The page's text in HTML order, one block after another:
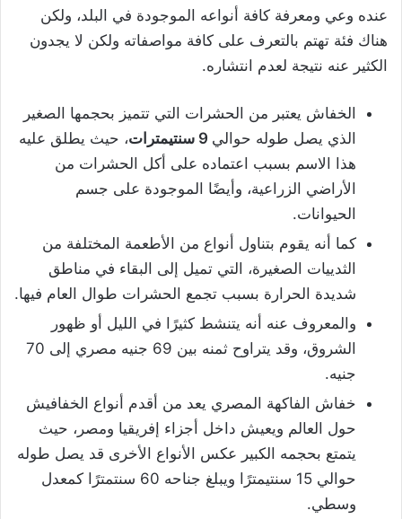
عنده وعي ومعرفة كافة أنواعه الموجودة في البلد، ولكن
هناك فئة تهتم بالتعرف على كافة مواصفاته ولكن لا يجدون
الكثير عنه نتيجة لعدم انتشاره.
الخفاش يعتبر من الحشرات التي تتميز بحجمها الصغير
الذي يصل طوله حوالي
، حيث يطلق عليه
هذا الاسم بسبب اعتماده على أكل الحشرات من
الأراضي الزراعية، وأيضًا الموجودة على جسم
الحيوانات.
كما أنه يقوم بتناول أنواع من الأطعمة المختلفة من
الثدييات الصغيرة، التي تميل إلى البقاء في مناطق
شديدة الحرارة بسبب تجمع الحشرات طوال العام فيها.
والمعروف عنه أنه يتنشط كثيرًا في الليل أو ظهور
الشروق، وقد يتراوح ثمنه بين 69 جنيه مصري إلى 70
جنيه.
خفاش الفاكهة المصري يعد من أقدم أنواع الخفافيش
حول العالم ويعيش داخل أجزاء إفريقيا ومصر، حيث
يتمتع بحجمه الكبير عكس الأنواع الأخرى قد يصل طوله
حوالي 15 سنتيمترًا ويبلغ جناحه 60 سنتمترًا كمعدل
وسطي.